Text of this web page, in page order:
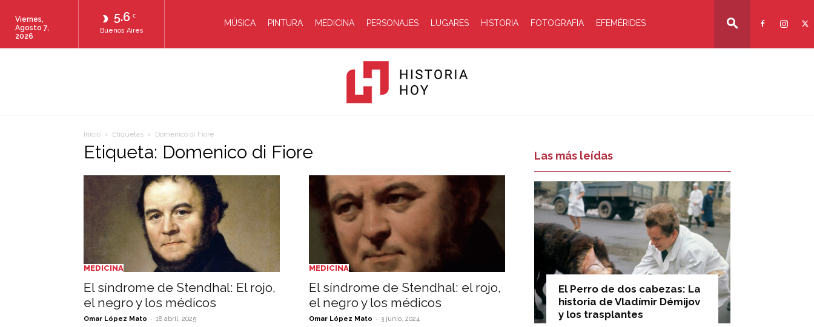
5.6 C
Buenos Aires
Viernes,
Agosto 7,
2026
MÚSICA PINTURA MEDICINA PERSONAJES LUGARES HISTORIA FOTOGRAFIA EFEMÉRIDES
Hoy
Inicio Etiquetas Domenico di Fiore
Etiqueta: Domenico di Fiore
MEDICINA
El síndrome de Stendhal: El rojo,
el negro y los médicos
Omar López Mato - 18 abril, 2025
MEDICINA
El síndrome de Stendhal: el rojo,
el negro y los médicos
Omar López Mato - 3 junio, 2024
Las más leídas
El Perro de dos cabezas: La
historia de Vladímir Démijov
y los trasplantes